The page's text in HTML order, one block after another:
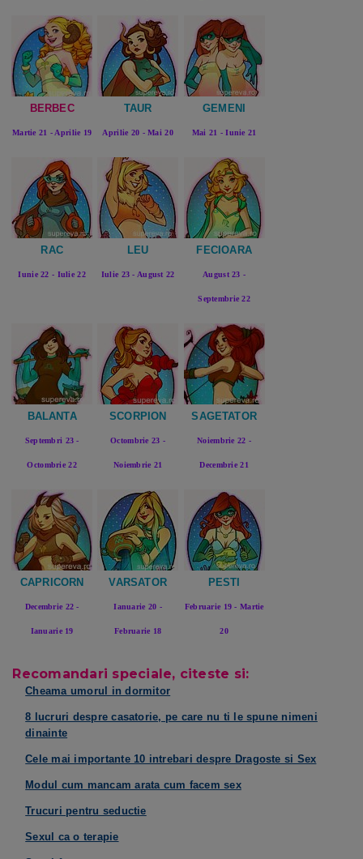
BERBEC
Martie 21 - Aprilie 19
TAUR
Aprilie 20 - Mai 20
GEMENI
Mai 21 - Iunie 21
RAC
Iunie 22 - Iulie 22
LEU
Iulie 23 - August 22
FECIOARA
August 23 -
Septembrie 22
BALANTA
Septembri 23 -
Octombrie 22
SCORPION
Octombrie 23 -
Noiembrie 21
SAGETATOR
Noiembrie 22 -
Decembrie 21
CAPRICORN
Decembrie 22 -
Ianuarie 19
VARSATOR
Ianuarie 20 -
Februarie 18
PESTI
Februarie 19 - Martie
20
Recomandari speciale, citeste si:
Cheama umorul in dormitor
8 lucruri despre casatorie, pe care nu ti le spune nimeni
dinainte
Cele mai importante 10 intrebari despre Dragoste si Sex
Modul cum mancam arata cum facem sex
Trucuri pentru seductie
Sexul ca o terapie